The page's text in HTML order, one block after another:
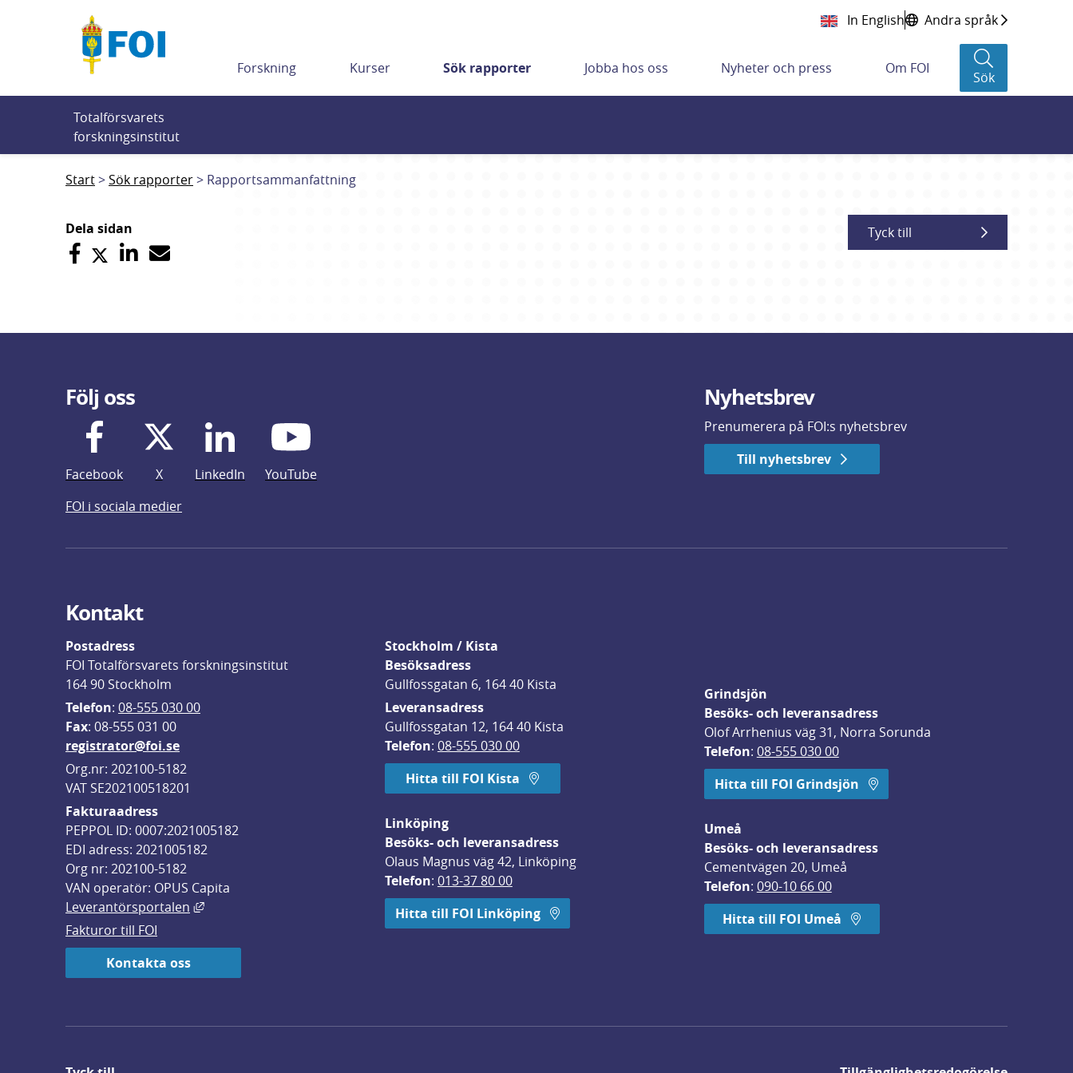
In English Andra språk
Forskning Kurser Sök rapporter Jobba hos oss Nyheter och press Om FOI
Sök
Totalförsvarets
forskningsinstitut
Start Sök rapporter Rapportsammanfattning
Dela sidan Tyck till
Följ oss
Facebook X LinkedIn
YouTube
FOI i sociala medier
Nyhetsbrev
Prenumerera på FOI:s nyhetsbrev
Till nyhetsbrev
Kontakt
Postadress
FOI Totalförsvarets forskningsinstitut
164 90 Stockholm
Telefon: 08-555 030 00
Fax: 08-555 031 00
registrator@foi.se
Org.nr: 202100-5182
VAT SE202100518201
Fakturaadress
PEPPOL ID: 0007:2021005182
EDI adress: 2021005182
Org nr: 202100-5182
VAN operatör: OPUS Capita
Leverantörsportalen
Länk till annan webbplats, öppnas i nytt fönster.
Fakturor till FOI
Kontakta oss
Stockholm / Kista
Besöksadress
Gullfossgatan 6, 164 40 Kista
Leveransadress
Gullfossgatan 12, 164 40 Kista
Telefon: 08-555 030 00
Hitta till FOI Kista
Linköping
Besöks- och leveransadress
Olaus Magnus väg 42, Linköping
Telefon: 013-37 80 00
Hitta till FOI Linköping
Grindsjön
Besöks- och leveransadress
Olof Arrhenius väg 31, Norra Sorunda
Telefon: 08-555 030 00
Hitta till FOI Grindsjön
Umeå
Besöks- och leveransadress
Cementvägen 20, Umeå
Telefon: 090-10 66 00
Hitta till FOI Umeå